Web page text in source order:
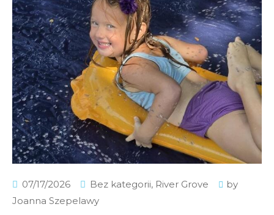
07/17/2026 Bez kategorii, River Grove
by
Joanna Szepelawy